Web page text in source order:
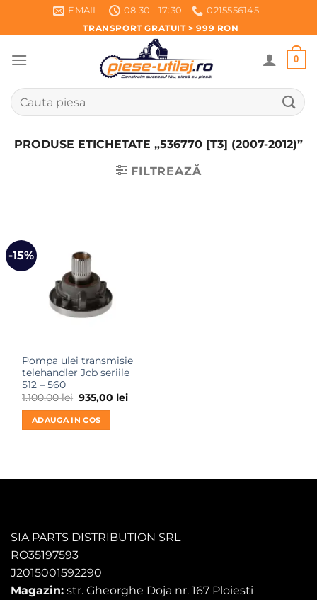
EMAIL 08:30 - 17:30
0215556145
TRANSPORT GRATUIT > 999 RON
0
Caută
după:
PRODUSE ETICHETATE „536770 [T3] (2007-2012)”
FILTREAZĂ
-15%
Pompa ulei transmisie
telehandler Jcb seriile
512 – 560
1.100,00lei Prețul
inițial
a
fost:
1.100,00 lei.
935,00 leiPrețul
ADAUGA IN COS
SIA PARTS DISTRIBUTION SRL
RO35197593
J2015001592290
Magazin: str. Gheorghe Doja nr. 167 Ploiesti